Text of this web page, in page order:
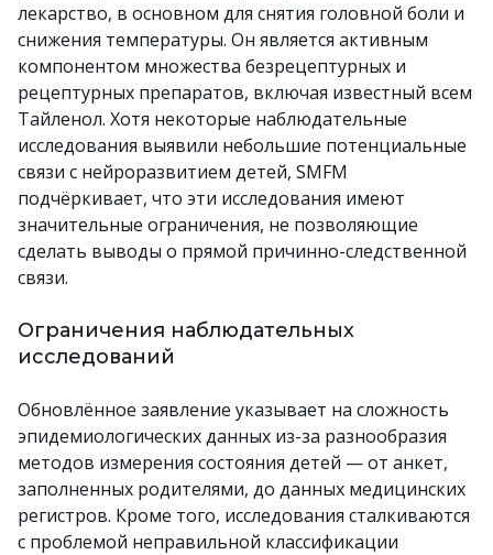
лекарство, в основном для снятия головной боли и
снижения температуры. Он является активным
компонентом множества безрецептурных и
рецептурных препаратов, включая известный всем
Тайленол. Хотя некоторые наблюдательные
исследования выявили небольшие потенциальные
связи с нейроразвитием детей, SMFM
подчёркивает, что эти исследования имеют
значительные ограничения, не позволяющие
сделать выводы о прямой причинно-следственной
связи.
Ограничения наблюдательных
исследований
Обновлённое заявление указывает на сложность
эпидемиологических данных из-за разнообразия
методов измерения состояния детей — от анкет,
заполненных родителями, до данных медицинских
регистров. Кроме того, исследования сталкиваются
с проблемой неправильной классификации